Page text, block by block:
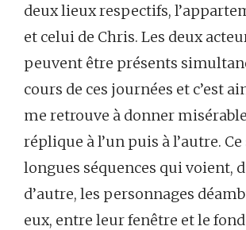
deux lieux respectifs,
et celui de Chris. Les deux
peuvent être présents
cours de ces journées et c’est
me retrouve à donner
réplique à l’un puis à l’autre.
longues séquences qui voient,
d’autre, les personnages
eux, entre leur fenêtre et le